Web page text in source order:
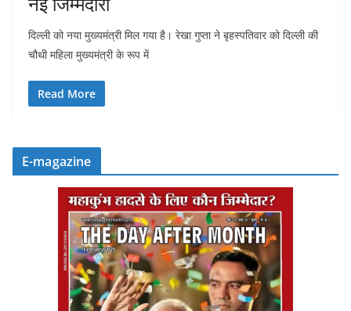
दिल्ली को नया मुख्यमंत्री मिल गया है। रेखा गुप्ता ने बृहस्पतिवार को दिल्ली की
चौथी महिला मुख्यमंत्री के रूप में
Read More
E-magazine